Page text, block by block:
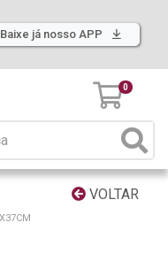
Baixe já nosso APP
0
VOLTAR